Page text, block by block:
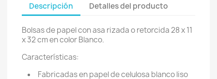
Descripción Detalles del producto
Bolsas de papel con asa rizada o retorcida 28 x 11
x 32 cm en color Blanco.
Características:
Fabricadas en papel de celulosa blanco liso